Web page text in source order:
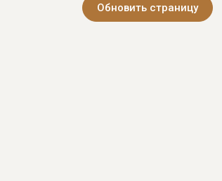
Обновить страницу